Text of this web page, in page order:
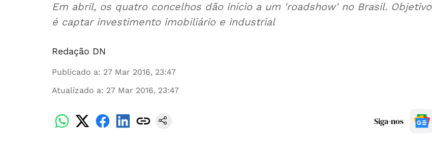
Em abril, os quatro concelhos dão início a um 'roadshow' no Brasil. Objetivo
é captar investimento imobiliário e industrial
Redação DN
Publicado a: 27 Mar 2016, 23:47
Atualizado a: 27 Mar 2016, 23:47
Siga-nos